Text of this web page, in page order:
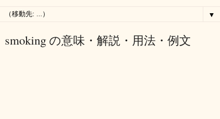
▼
smoking の意味・解説・用法・例文